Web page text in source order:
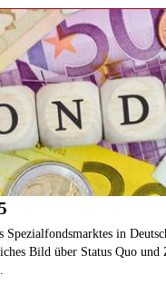
Spezialfondsmarktes in
Bild über Status Quo und